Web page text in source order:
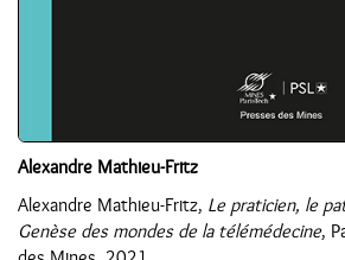
Alexandre Mathieu-Fritz
Alexandre Mathieu-Fritz, Le praticien, le
Genèse des mondes de la télémédecine,